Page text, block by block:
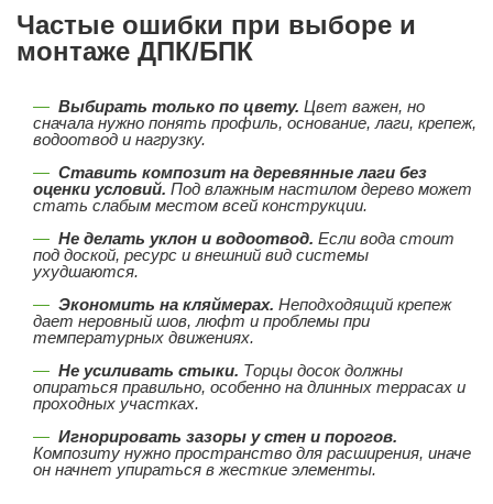
Частые ошибки при выборе и
монтаже ДПК/БПК
Выбирать только по цвету. Цвет важен, но
сначала нужно понять профиль, основание, лаги, крепеж,
водоотвод и нагрузку.
Ставить композит на деревянные лаги без
оценки условий. Под влажным настилом дерево может
стать слабым местом всей конструкции.
Не делать уклон и водоотвод. Если вода стоит
под доской, ресурс и внешний вид системы
ухудшаются.
Экономить на кляймерах. Неподходящий крепеж
дает неровный шов, люфт и проблемы при
температурных движениях.
Не усиливать стыки. Торцы досок должны
опираться правильно, особенно на длинных террасах и
проходных участках.
Игнорировать зазоры у стен и порогов.
Композиту нужно пространство для расширения, иначе
он начнет упираться в жесткие элементы.